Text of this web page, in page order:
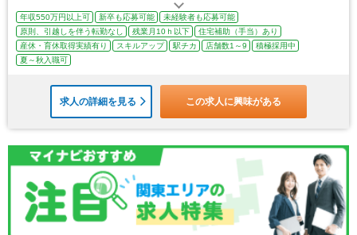
年収550万円以上可 新卒も応募可能
未経験者も応募可能
原則、引越しを伴う転勤なし
残業月10ｈ以下
住宅補助（手当）あり
産休・育休取得実績有り
スキルアップ 駅チカ 店舗数1～9
積極採用中
夏～秋入職可
求人の詳細を見る この求人に興味がある